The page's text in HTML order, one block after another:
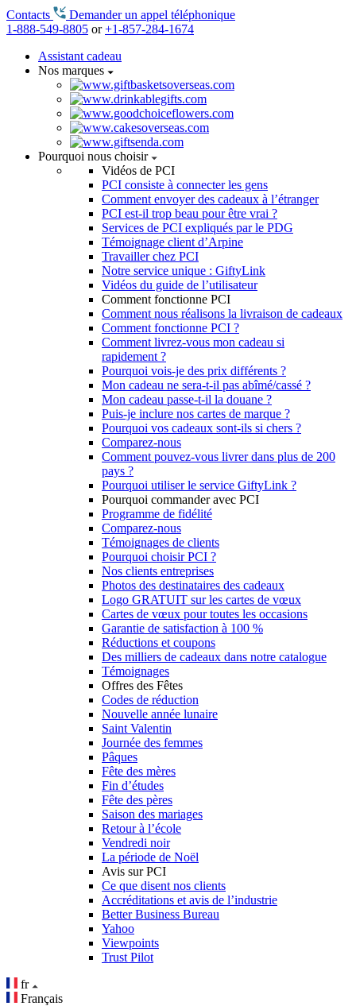
Contacts
Demander un appel téléphonique
1-888-549-8805 or+1-857-284-1674
Assistant cadeau
Nos marques
Pourquoi nous choisir
Vidéos de PCI
PCI consiste à connecter les gens
Comment envoyer des cadeaux à l’étranger
PCI est-il trop beau pour être vrai ?
Services de PCI expliqués par le PDG
Témoignage client d’Arpine
Travailler chez PCI
Notre service unique : GiftyLink
Vidéos du guide de l’utilisateur
Comment fonctionne PCI
Comment nous réalisons la livraison de cadeaux
Comment fonctionne PCI ?
Comment livrez-vous mon cadeau si
rapidement ?
Pourquoi vois-je des prix différents ?
Mon cadeau ne sera-t-il pas abîmé/cassé ?
Mon cadeau passe-t-il la douane ?
Puis-je inclure nos cartes de marque ?
Pourquoi vos cadeaux sont-ils si chers ?
Comparez-nous
Comment pouvez-vous livrer dans plus de 200
pays ?
Pourquoi utiliser le service GiftyLink ?
Pourquoi commander avec PCI
Programme de fidélité
Comparez-nous
Témoignages de clients
Pourquoi choisir PCI ?
Nos clients entreprises
Photos des destinataires des cadeaux
Logo GRATUIT sur les cartes de vœux
Cartes de vœux pour toutes les occasions
Garantie de satisfaction à 100 %
Réductions et coupons
Des milliers de cadeaux dans notre catalogue
Témoignages
Offres des Fêtes
Codes de réduction
Nouvelle année lunaire
Saint Valentin
Journée des femmes
Pâques
Fête des mères
Fin d’études
Fête des pères
Saison des mariages
Retour à l’école
Vendredi noir
La période de Noël
Avis sur PCI
Ce que disent nos clients
Accréditations et avis de l’industrie
Better Business Bureau
Yahoo
Viewpoints
Trust Pilot
fr
Français